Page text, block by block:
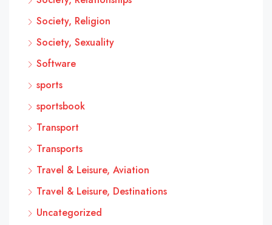
Society, Religion
Society, Sexuality
Software
sports
sportsbook
Transport
Transports
Travel & Leisure, Aviation
Travel & Leisure, Destinations
Uncategorized